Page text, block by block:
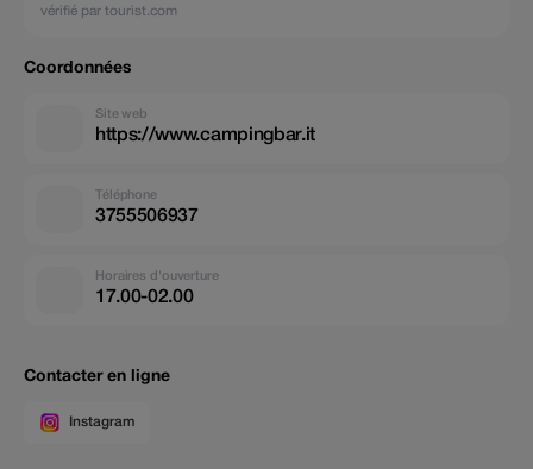
vérifié par tourist.com
Coordonnées
Site web
https://www.campingbar.it
Téléphone
3755506937
Horaires d'ouverture
17.00-02.00
Contacter en ligne
Instagram